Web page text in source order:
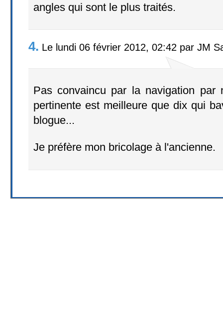
angles qui sont le plus traités.
4. Le lundi 06 février 2012, 02:42 par JM
Pas convaincu par la navigation par
pertinente est meilleure que dix qui
blogue...
Je préfère mon bricolage à l'ancienne.